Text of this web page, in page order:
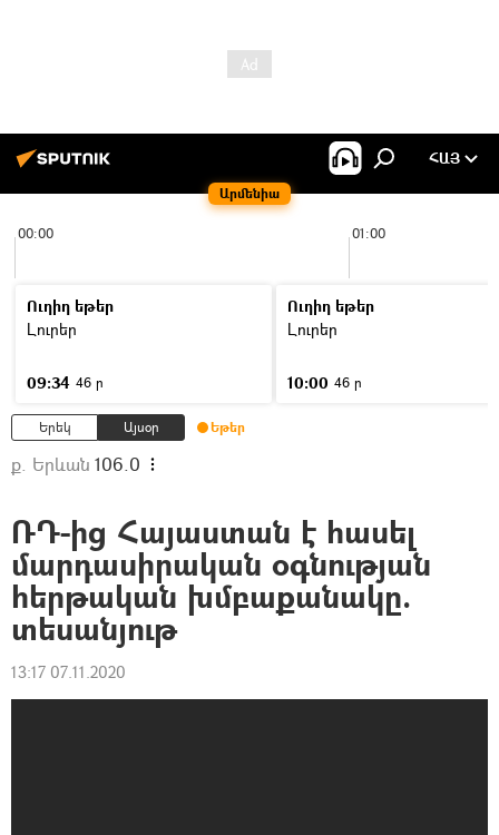
Արմենիա
ՀԱՅ
00:00 01:00
Ուղիղ եթեր
Լուրեր
09:34 46 ր
Ուղիղ եթեր
Լուրեր
10:00 46 ր
Երեկ Այսօր Եթեր
ք. Երևան 106.0
ՌԴ-ից Հայաստան է հասել
մարդասիրական օգնության
հերթական խմբաքանակը.
տեսանյութ
13:17 07.11.2020